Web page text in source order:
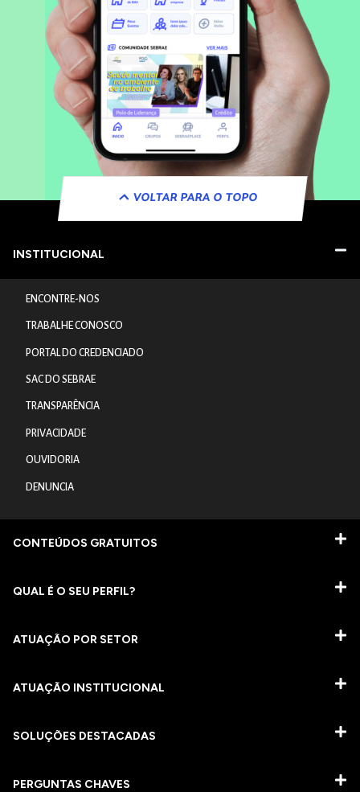
VOLTAR PARA O TOPO
INSTITUCIONAL
ENCONTRE-NOS
TRABALHE CONOSCO
PORTAL DO CREDENCIADO
SAC DO SEBRAE
TRANSPARÊNCIA
PRIVACIDADE
OUVIDORIA
DENUNCIA
CONTEÚDOS GRATUITOS
QUAL É O SEU PERFIL?
ATUAÇÃO POR SETOR
ATUAÇÃO INSTITUCIONAL
SOLUÇÕES DESTACADAS
PERGUNTAS CHAVES​